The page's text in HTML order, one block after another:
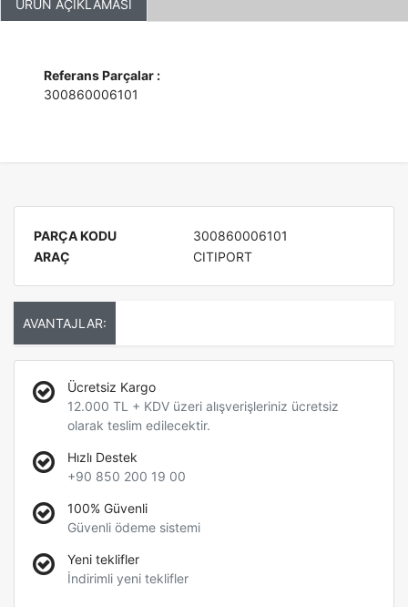
ÜRÜN AÇIKLAMASI
Referans Parçalar :
300860006101
PARÇA KODU
300860006101
ARAÇ
CITIPORT
AVANTAJLAR:
Ücretsiz Kargo
12.000 TL + KDV üzeri alışverişleriniz ücretsiz
olarak teslim edilecektir.
Hızlı Destek
+90 850 200 19 00
100% Güvenli
Güvenli ödeme sistemi
Yeni teklifler
İndirimli yeni teklifler